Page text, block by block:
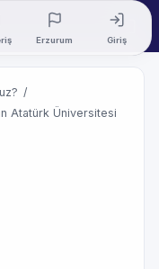
Erzurum Giriş
/
Atatürk Üniversitesi